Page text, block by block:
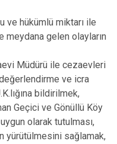
hükümlü miktarı ile
gelen olayların
Müdürü ile cezaevleri
ve icra
bildirilmek,
Geçici ve Gönüllü Köy
uygun olarak tutulması,
yürütülmesini sağlamak,